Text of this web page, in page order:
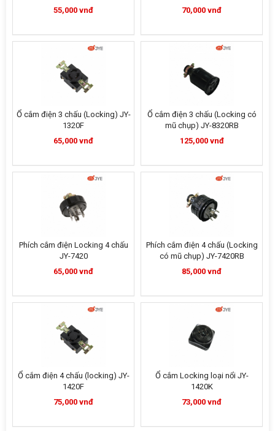
55,000 vnđ
70,000 vnđ
Ổ cắm điện 3 chấu (Locking) JY-
1320F
65,000 vnđ
Ổ cắm điện 3 chấu (Locking có
mũ chụp) JY-8320RB
125,000 vnđ
Phích cắm điện Locking 4 chấu
JY-7420
65,000 vnđ
Phích cắm điện 4 chấu (Locking
có mũ chụp) JY-7420RB
85,000 vnđ
Ổ cắm điện 4 chấu (locking) JY-
1420F
75,000 vnđ
Ổ cắm Locking loại nổi JY-
1420K
73,000 vnđ